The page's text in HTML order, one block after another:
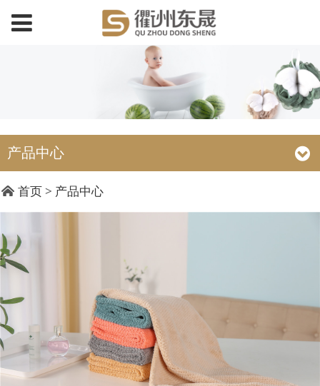
产品中心
DC19032 35x75cm压2
条线毛巾
首页 > 产品中心